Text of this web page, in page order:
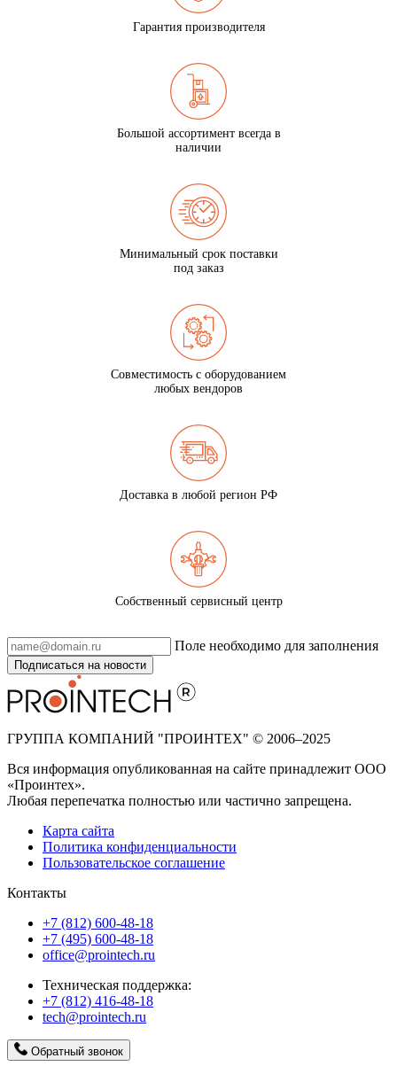
Гарантия производителя
Большой ассортимент всегда в
наличии
Минимальный срок поставки
под заказ
Совместимость с оборудованием
любых вендоров
Доставка в любой регион РФ
Собственный сервисный центр
Поле необходимо для заполнения
Подписаться на новости
ГРУППА КОМПАНИЙ "ПРОИНТЕХ" © 2006–2025
Вся информация опубликованная на сайте принадлежит ООО
«Проинтех».
Любая перепечатка полностью или частично запрещена.
Карта сайта
Политика конфиденциальности
Пользовательское соглашение
Контакты
+7 (812) 600-48-18
+7 (495) 600-48-18
office@prointech.ru
Техническая поддержка:
+7 (812) 416-48-18
tech@prointech.ru
Обратный звонок